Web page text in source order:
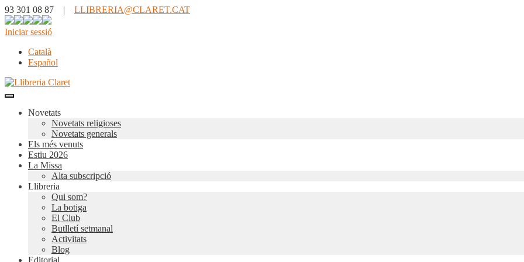
93 301 08 87 | LLIBRERIA@CLARET.CAT
Iniciar sessió
Català
Español
Novetats
Novetats religioses
Novetats generals
Els més venuts
Estiu 2026
La Missa
Alta subscripció
Llibreria
Qui som?
La botiga
El Club
Butlletí setmanal
Activitats
Blog
Editorial